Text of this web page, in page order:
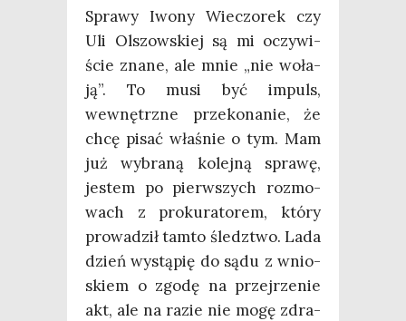
Spra­wy Iwo­ny Wie­czo­rek czy
Uli Olszow­skiej są mi oczy­wi­
ście zna­ne, ale mnie „nie woła­
ją”. To musi być impuls,
wewnętrz­ne prze­ko­na­nie, że
chcę pisać wła­śnie o tym. Mam
już wybra­ną kolej­ną spra­wę,
jestem po pierw­szych roz­mo­
wach z pro­ku­ra­to­rem, któ­ry
pro­wa­dził tam­to śledz­two. Lada
dzień wystą­pię do sądu z wnio­
skiem o zgo­dę na przej­rze­nie
akt, ale na razie nie mogę zdra­